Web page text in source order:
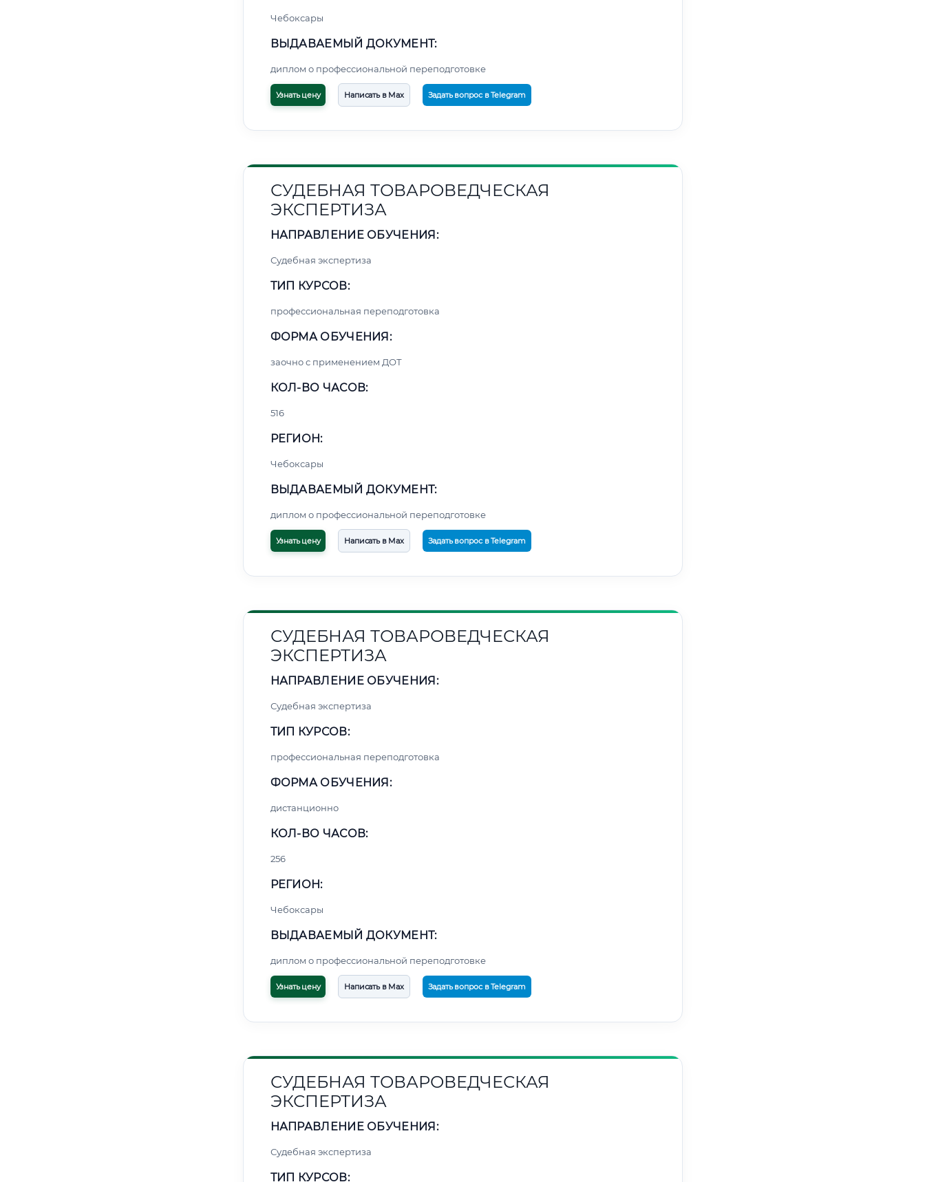
Чебоксары
ВЫДАВАЕМЫЙ ДОКУМЕНТ:
диплом о профессиональной переподготовке
Узнать цену Написать в Max Задать вопрос в Telegram
СУДЕБНАЯ ТОВАРОВЕДЧЕСКАЯ
ЭКСПЕРТИЗА
НАПРАВЛЕНИЕ ОБУЧЕНИЯ:
Судебная экспертиза
ТИП КУРСОВ:
профессиональная переподготовка
ФОРМА ОБУЧЕНИЯ:
заочно с применением ДОТ
КОЛ-ВО ЧАСОВ:
516
РЕГИОН:
Чебоксары
ВЫДАВАЕМЫЙ ДОКУМЕНТ:
диплом о профессиональной переподготовке
Узнать цену Написать в Max Задать вопрос в Telegram
СУДЕБНАЯ ТОВАРОВЕДЧЕСКАЯ
ЭКСПЕРТИЗА
НАПРАВЛЕНИЕ ОБУЧЕНИЯ:
Судебная экспертиза
ТИП КУРСОВ:
профессиональная переподготовка
ФОРМА ОБУЧЕНИЯ:
дистанционно
КОЛ-ВО ЧАСОВ:
256
РЕГИОН:
Чебоксары
ВЫДАВАЕМЫЙ ДОКУМЕНТ:
диплом о профессиональной переподготовке
Узнать цену Написать в Max Задать вопрос в Telegram
СУДЕБНАЯ ТОВАРОВЕДЧЕСКАЯ
ЭКСПЕРТИЗА
НАПРАВЛЕНИЕ ОБУЧЕНИЯ:
Судебная экспертиза
ТИП КУРСОВ: